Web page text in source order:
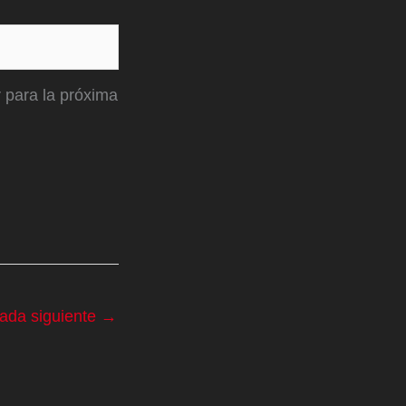
para la próxima
siguiente →